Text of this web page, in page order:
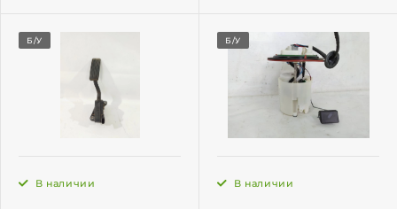
Б/У
В наличии
Б/У
В наличии